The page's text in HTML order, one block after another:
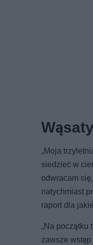
„Moja
siedzieć w
odwracam
natychmiast
raport dla
„Na początku
zawsze